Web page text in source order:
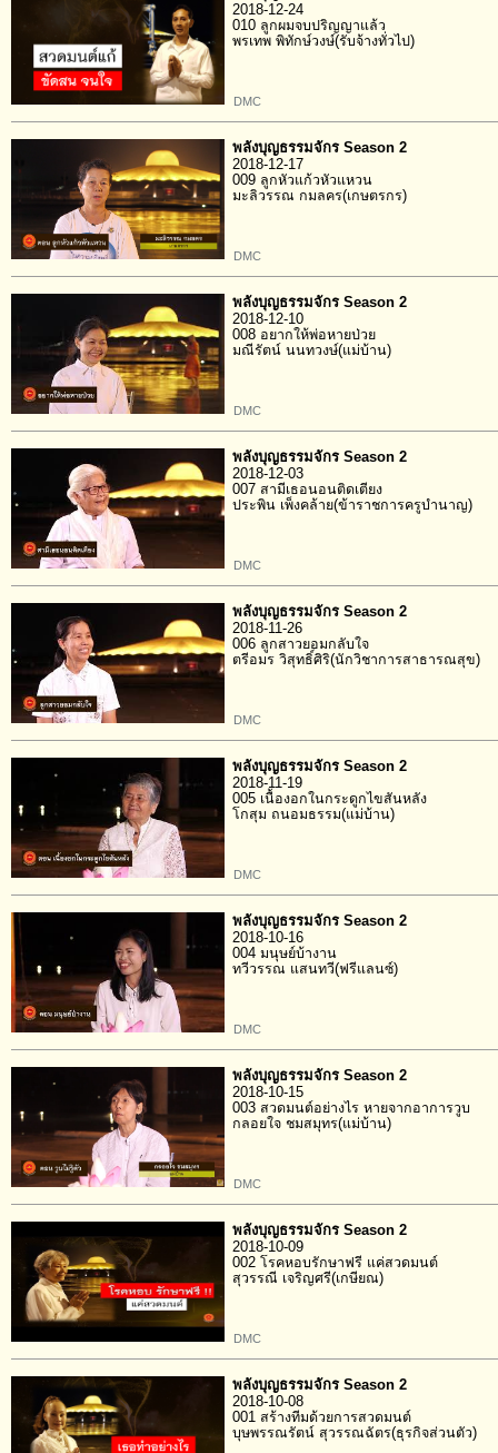
2018-12-24
010 ลูกผมจบปริญญาแล้ว
พรเทพ พิทักษ์วงษ์(รับจ้างทั่วไป)
DMC
พลังบุญธรรมจักร Season 2
2018-12-17
009 ลูกหัวแก้วหัวแหวน
มะลิวรรณ กมลคร(เกษตรกร)
DMC
พลังบุญธรรมจักร Season 2
2018-12-10
008 อยากให้พ่อหายป่วย
มณีรัตน์ นนทวงษ์(แม่บ้าน)
DMC
พลังบุญธรรมจักร Season 2
2018-12-03
007 สามีเธอนอนติดเตียง
ประพิน เพ็งคล้าย(ข้าราชการครูบำนาญ)
DMC
พลังบุญธรรมจักร Season 2
2018-11-26
006 ลูกสาวยอมกลับใจ
ตรีอมร วิสุทธิ์ศิริ(นักวิชาการสาธารณสุข)
DMC
พลังบุญธรรมจักร Season 2
2018-11-19
005 เนื้องอกในกระดูกไขสันหลัง
โกสุม ถนอมธรรม(แม่บ้าน)
DMC
พลังบุญธรรมจักร Season 2
2018-10-16
004 มนุษย์บ้างาน
ทวีวรรณ แสนทวี(ฟรีแลนซ์)
DMC
พลังบุญธรรมจักร Season 2
2018-10-15
003 สวดมนต์อย่างไร หายจากอาการวูบ
กลอยใจ ชมสมุทร(แม่บ้าน)
DMC
พลังบุญธรรมจักร Season 2
2018-10-09
002 โรคหอบรักษาฟรี แค่สวดมนต์
สุวรรณี เจริญศรี(เกษียณ)
DMC
พลังบุญธรรมจักร Season 2
2018-10-08
001 สร้างทีมด้วยการสวดมนต์
บุษพรรณรัตน์ สุวรรณฉัตร(ธุรกิจส่วนตัว)